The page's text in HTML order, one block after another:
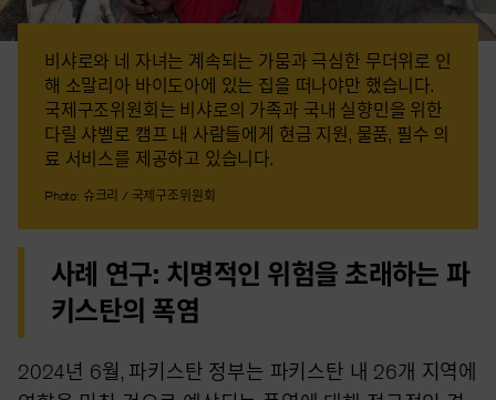
비샤로와 네 자녀는 계속되는 가뭄과 극심한 무더위로 인
해 소말리아 바이도아에 있는 집을 떠나야만 했습니다.
국제구조위원회는 비샤로의 가족과 국내 실향민을 위한
다릴 샤벨로 캠프 내 사람들에게 현금 지원, 물품, 필수 의
료 서비스를 제공하고 있습니다.
Photo: 슈크리 / 국제구조위원회
사례 연구: 치명적인 위험을 초래하는 파
키스탄의 폭염
2024년 6월, 파키스탄 정부는 파키스탄 내 26개 지역에